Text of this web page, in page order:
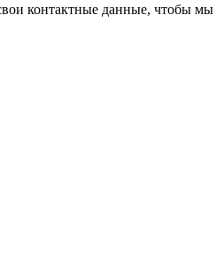
контактные данные, чтобы мы